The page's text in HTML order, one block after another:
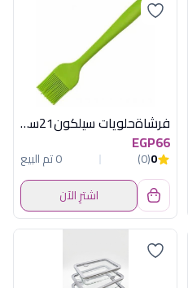
فرشاةحلويات سيلكون21سم اخضركانيسترعلبة
EGP66
0
(0)
0 تم البيع
اشترِ الآن